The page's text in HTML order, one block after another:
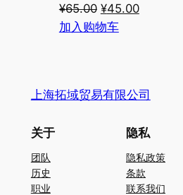
品
¥65.00 原
价
¥45.00当
¥45.00。
加入购物车
上海拓域贸易有限公司
关于
团队
历史
职业
隐私
隐私政策
条款
联系我们